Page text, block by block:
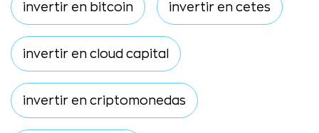
invertir en bitcoin invertir en cetes
invertir en cloud capital
invertir en criptomonedas